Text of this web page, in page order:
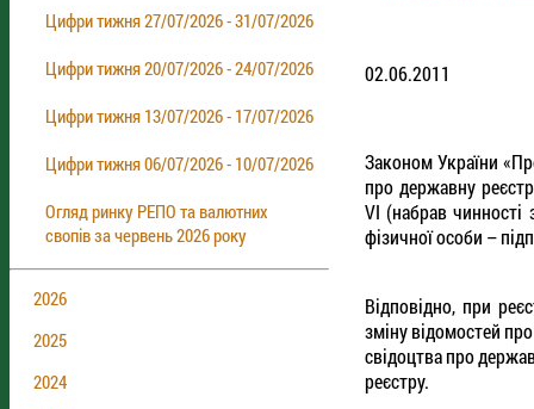
Цифри тижня 27/07/2026 - 31/07/2026
Цифри тижня 20/07/2026 - 24/07/2026
Цифри тижня 13/07/2026 - 17/07/2026
Цифри тижня 06/07/2026 - 10/07/2026
Огляд ринку РЕПО та валютних
свопів за червень 2026 року
2026
2025
2024
02.06.2011
Законом України
про державну
VI (набрав чинності
фізичної особи –
Відповідно, при
зміну відомостей
свідоцтва про
реєстру.